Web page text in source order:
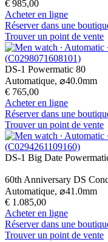
€ 985,00
Acheter en ligne
Réserver dans une
Trouver un point de vente
DS-1 Powermatic 80
Automatique, ⌀40.0mm
€ 765,00
Acheter en ligne
Réserver dans une
Trouver un point de vente
DS-1 Big Date
60th Anniversary DS
Automatique, ⌀41.0mm
€ 1.085,00
Acheter en ligne
Réserver dans une
Trouver un point de vente